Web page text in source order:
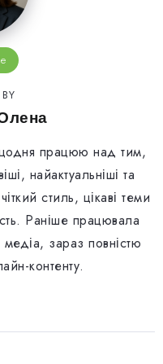
працюю над тим,
найактуальніші та
стиль, цікаві теми
Раніше працювала
зараз повністю
контенту.